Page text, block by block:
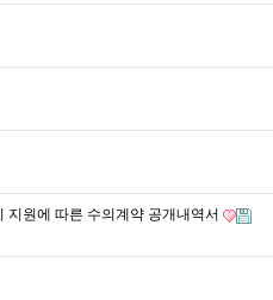
지원에 따른 수의계약 공개내역서